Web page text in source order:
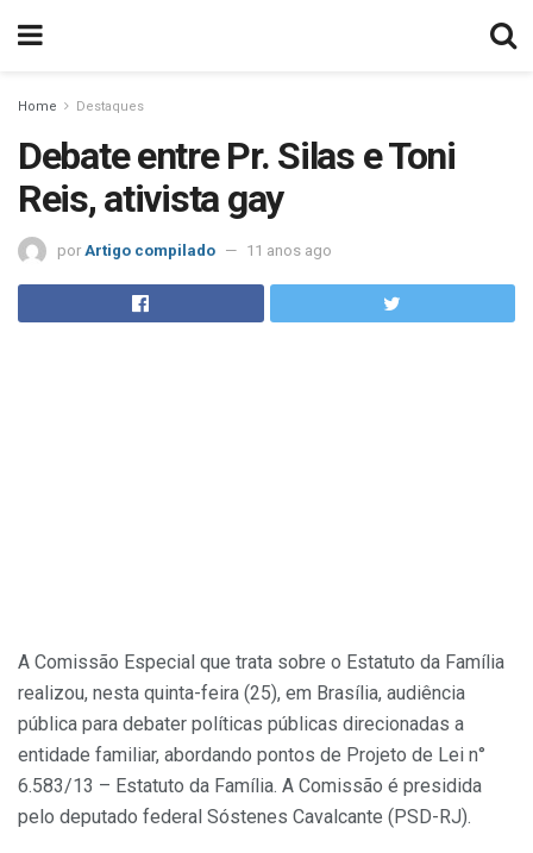
Home Destaques
Debate entre Pr. Silas e Toni
Reis, ativista gay
por Artigo compilado 11 anos ago
A Comissão Especial que trata sobre o Estatuto da Família
realizou, nesta quinta-feira (25), em Brasília, audiência
pública para debater políticas públicas direcionadas a
entidade familiar, abordando pontos de Projeto de Lei n°
6.583/13 – Estatuto da Família. A Comissão é presidida
pelo deputado federal Sóstenes Cavalcante (PSD-RJ).